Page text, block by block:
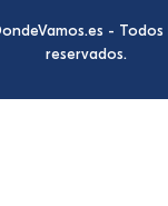
- Todos
reservados.